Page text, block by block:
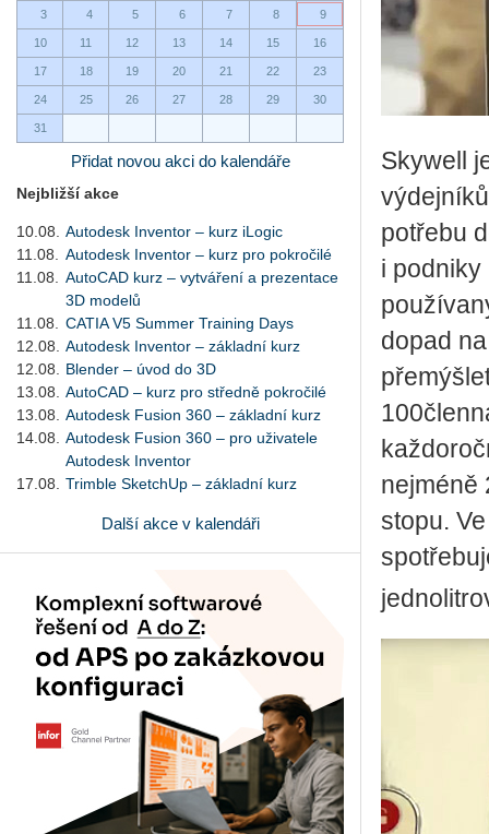
3 4 5 6 7 8 9
10 11 12 13 14 15 16
17 18 19 20 21 22 23
24 25 26 27 28 29 30
31
Přidat novou akci do kalendáře
Nejbližší akce
10.08.
Autodesk Inventor – kurz iLogic
11.08.
Autodesk Inventor – kurz pro pokročilé
11.08.
AutoCAD kurz – vytváření a prezentace
3D modelů
11.08.
CATIA V5 Summer Training Days
12.08.
Autodesk Inventor – základní kurz
12.08.
Blender – úvod do 3D
13.08.
AutoCAD – kurz pro středně pokročilé
13.08.
Autodesk Fusion 360 – základní kurz
14.08.
Autodesk Fusion 360 – pro uživatele
Autodesk Inventor
17.08.
Trimble SketchUp – základní kurz
Další akce v kalendáři
Skywell
potřebu
i podniky
dopad
nejméně
stopu.